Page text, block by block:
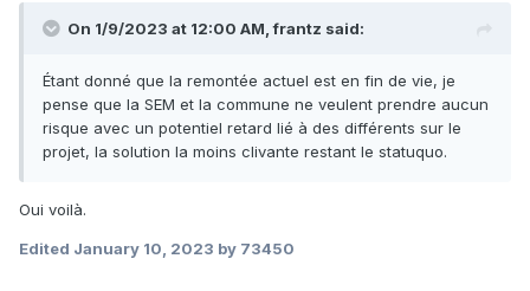
On 1/9/2023 at 12:00 AM,frantz said:
Étant donné que la remontée actuel est en fin de vie, je
pense que la SEM et la commune ne veulent prendre aucun
risque avec un potentiel retard lié à des différents sur le
projet, la solution la moins clivante restant le statuquo.
Oui voilà.
Edited January 10, 2023 by 73450